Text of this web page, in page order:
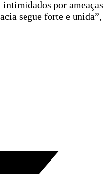
por ameaças
segue forte e unida”,